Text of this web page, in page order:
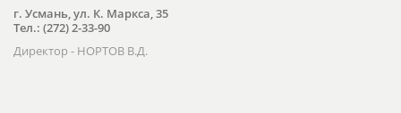
г. Усмань, ул. К. Маркса, 35
Тел.: (272) 2-33-90
Директор - НОРТОВ В.Д.